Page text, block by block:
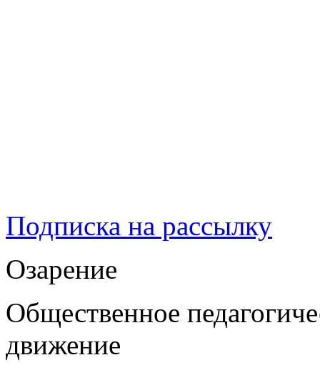
Подписка на рассылку
Озарение
Общественное
движение